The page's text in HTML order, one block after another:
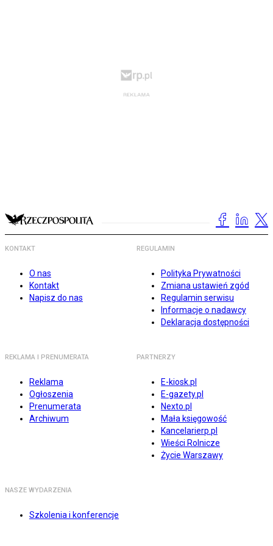
KONTAKT
O nas
Kontakt
Napisz do nas
REGULAMIN
Polityka Prywatności
Zmiana ustawień zgód
Regulamin serwisu
Informacje o nadawcy
Deklaracja dostępności
REKLAMA I PRENUMERATA
Reklama
Ogłoszenia
Prenumerata
Archiwum
PARTNERZY
E-kiosk.pl
E-gazety.pl
Nexto.pl
Mała księgowość
Kancelarierp.pl
Wieści Rolnicze
Życie Warszawy
NASZE WYDARZENIA
Szkolenia i konferencje